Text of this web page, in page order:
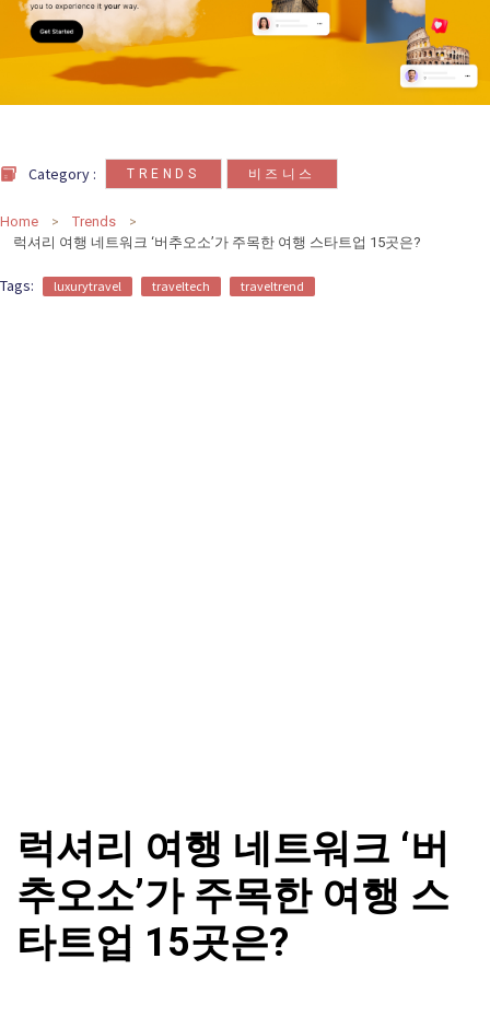
테
고
리
칼럼
92
인터뷰
3
Category : TRENDS 비즈니스
Home
Trends
럭셔리 여행 네트워크 ‘버추오소’가 주목한 여행 스타트업 15곳은?
Tags: luxurytravel traveltech traveltrend
럭셔리 여행 네트워크 ‘버
추오소’가 주목한 여행 스
타트업 15곳은?